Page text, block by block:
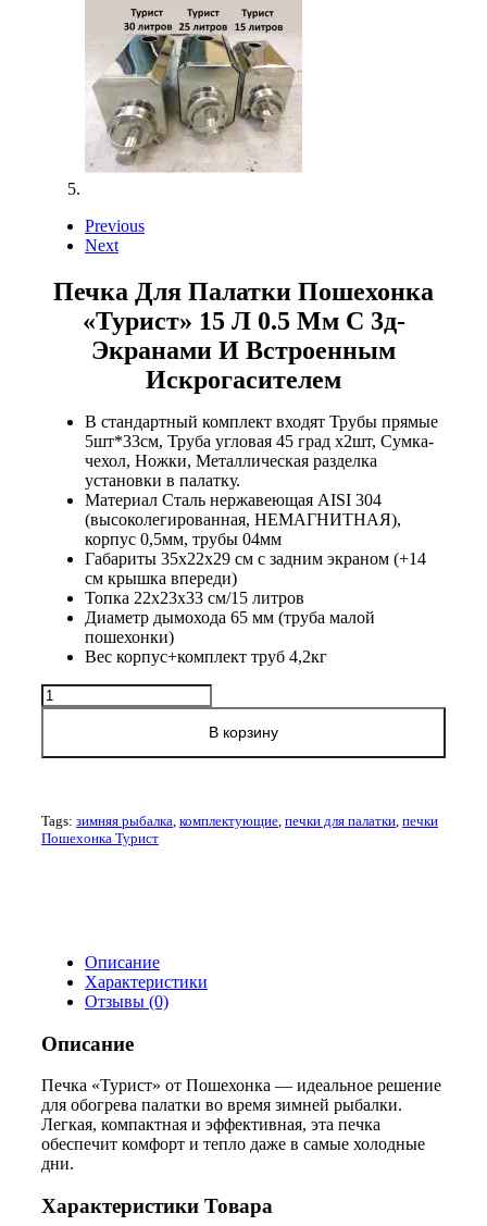
Previous
Next
Печка Для Палатки Пошехонка
«Турист» 15 Л 0.5 Мм С 3д-
Экранами И Встроенным
Искрогасителем
В стандартный комплект входят Трубы прямые
5шт*33см, Труба угловая 45 град х2шт, Сумка-
чехол, Ножки, Металлическая разделка
установки в палатку.
Материал Сталь нержавеющая AISI 304
(высоколегированная, НЕМАГНИТНАЯ),
корпус 0,5мм, трубы 04мм
Габариты 35х22х29 см с задним экраном (+14
см крышка впереди)
Топка 22х23х33 см/15 литров
Диаметр дымохода 65 мм (труба малой
пошехонки)
Вес корпус+комплект труб 4,2кг
Количество
товара
15
л
встроенным
искрогасителем
В корзину
Tags: зимняя рыбалка, комплектующие, печки для палатки, печки
Пошехонка Турист
Описание
Характеристики
Отзывы (0)
Описание
Печка «Турист» от Пошехонка — идеальное решение
для обогрева палатки во время зимней рыбалки.
Легкая, компактная и эффективная, эта печка
обеспечит комфорт и тепло даже в самые холодные
дни.
Характеристики Товара